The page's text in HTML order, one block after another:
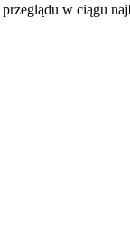
w ciągu